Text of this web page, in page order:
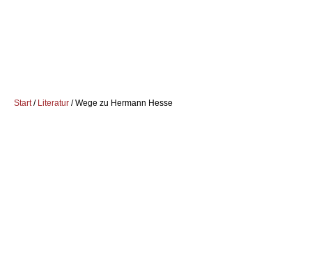
Start/ Literatur / Wege zu Hermann Hesse